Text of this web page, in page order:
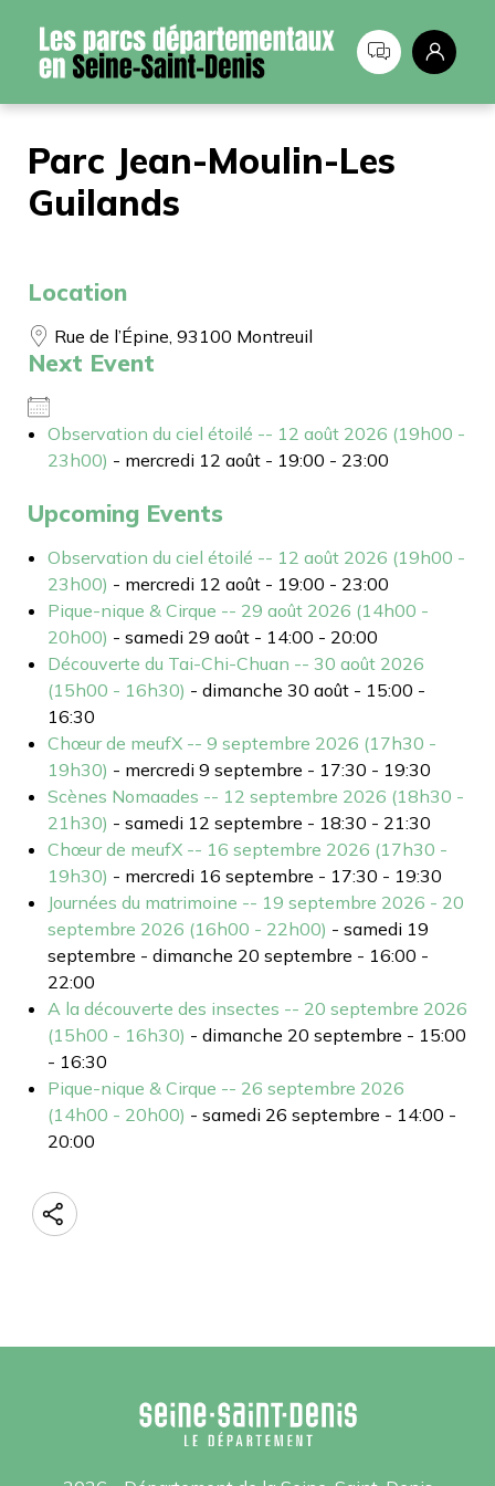
Parc Jean-Moulin-Les
Guilands
Location
Rue de l’Épine, 93100 Montreuil
Next Event
Observation du ciel étoilé -- 12 août 2026 (19h00 -
23h00) - mercredi 12 août - 19:00 - 23:00
Upcoming Events
Observation du ciel étoilé -- 12 août 2026 (19h00 -
23h00) - mercredi 12 août - 19:00 - 23:00
Pique-nique & Cirque -- 29 août 2026 (14h00 -
20h00) - samedi 29 août - 14:00 - 20:00
Découverte du Tai-Chi-Chuan -- 30 août 2026
(15h00 - 16h30) - dimanche 30 août - 15:00 -
16:30
Chœur de meufX -- 9 septembre 2026 (17h30 -
19h30) - mercredi 9 septembre - 17:30 - 19:30
Scènes Nomaades -- 12 septembre 2026 (18h30 -
21h30) - samedi 12 septembre - 18:30 - 21:30
Chœur de meufX -- 16 septembre 2026 (17h30 -
19h30) - mercredi 16 septembre - 17:30 - 19:30
Journées du matrimoine -- 19 septembre 2026 - 20
septembre 2026 (16h00 - 22h00) - samedi 19
septembre - dimanche 20 septembre - 16:00 -
22:00
A la découverte des insectes -- 20 septembre 2026
(15h00 - 16h30) - dimanche 20 septembre - 15:00
- 16:30
Pique-nique & Cirque -- 26 septembre 2026
(14h00 - 20h00) - samedi 26 septembre - 14:00 -
20:00